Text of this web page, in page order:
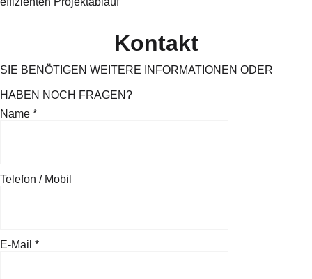
Kontakt
SIE BENÖTIGEN WEITERE INFORMATIONEN ODER
HABEN NOCH FRAGEN?
Name *
Telefon / Mobil
E-Mail *